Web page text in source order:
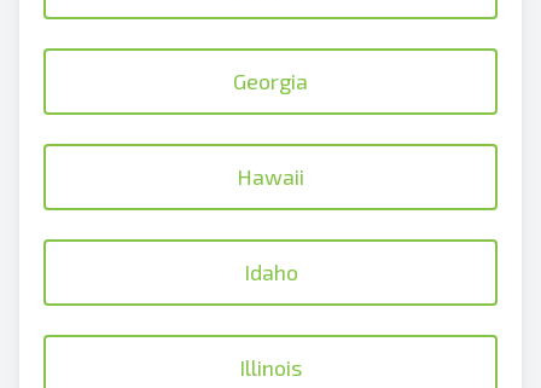
Georgia
Hawaii
Idaho
Illinois